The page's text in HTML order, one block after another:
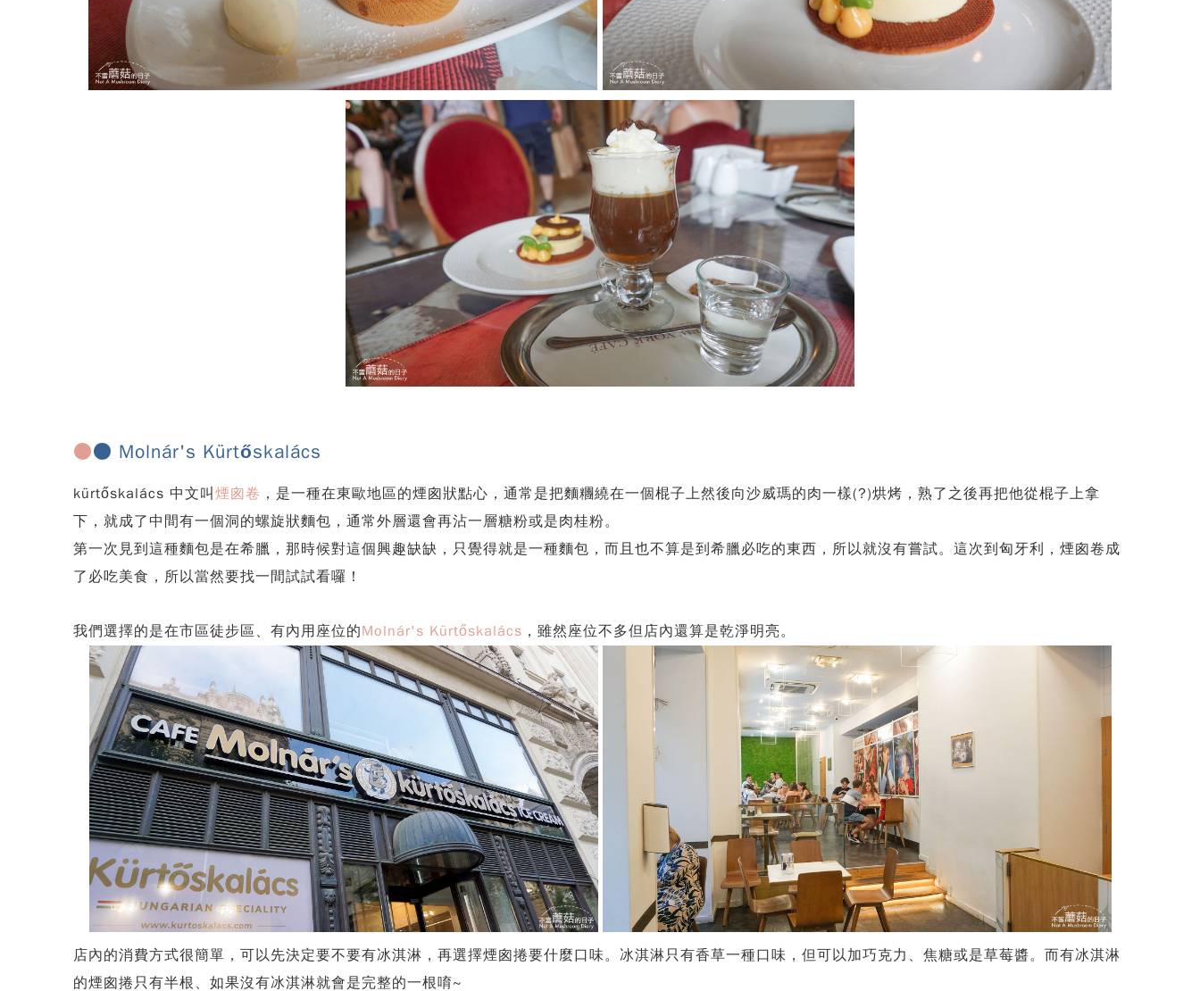
●● Molnár's Kürtőskalács
kürtőskalács 中文叫 煙囪卷 ，是一種在東歐地區的煙囪狀點心，通常是把麵糰繞在一個棍子上然後向沙威瑪的肉一樣(?)烘烤，熟了之後再把他從棍子上拿
下，就成了中間有一個洞的螺旋狀麵包，通常外層還會再沾一層糖粉或是肉桂粉。
第一次見到這種麵包是在希臘，那時候對這個興趣缺缺，只覺得就是一種麵包，而且也不算是到希臘必吃的東西，所以就沒有嘗試。這次到匈牙利，煙囪卷成
了必吃美食，所以當然要找一間試試看囉！
我們選擇的是在市區徒步區、有內用座位的Molnár's Kürtőskalács ，雖然座位不多但店內還算是乾淨明亮。
店內的消費方式很簡單，可以先決定要不要有冰淇淋，再選擇煙囪捲要什麼口味。冰淇淋只有香草一種口味，但可以加巧克力、焦糖或是草莓醬。而有冰淇淋
的煙囪捲只有半根、如果沒有冰淇淋就會是完整的一根唷~